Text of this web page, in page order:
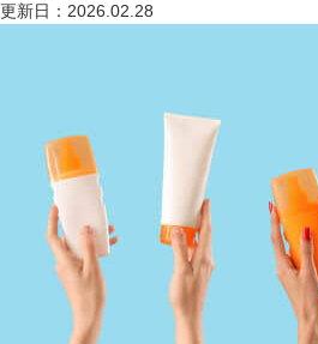
更新日：2026.02.28